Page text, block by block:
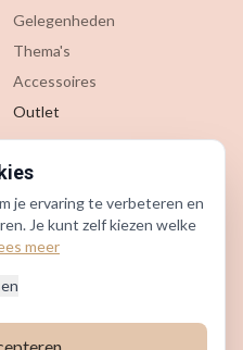
Gelegenheden
Thema's
Accessoires
Outlet
Contact
info@ballonnenbox.nl
085 200 7442
je ervaring te verbeteren en
Je kunt zelf kiezen welke
meer